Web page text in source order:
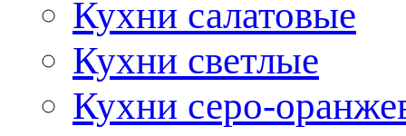
Кухни салатовые
Кухни светлые
Кухни серо-